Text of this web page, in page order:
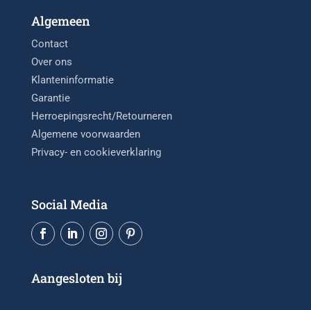
Algemeen
Contact
Over ons
Klanteninformatie
Garantie
Herroepingsrecht/Retourneren
Algemene voorwaarden
Privacy- en cookieverklaring
Social Media
Aangesloten bij